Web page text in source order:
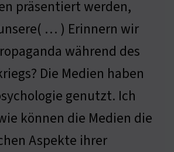
präsentiert werden,
… ) Erinnern wir
während des
Die Medien haben
genutzt. Ich
können die Medien die
Aspekte ihrer